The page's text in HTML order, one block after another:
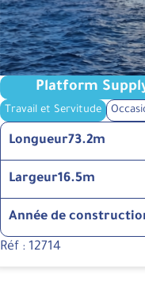
Platform
Travail et Servitude
Longueur73.2m
Largeur16.5m
Année de
Réf : 12714